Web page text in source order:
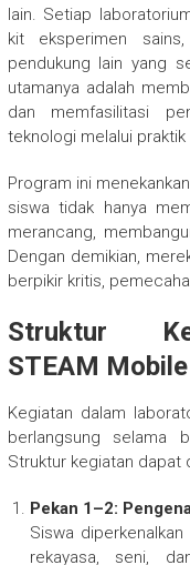
lain. Setiap
kit eksperimen
pendukung lain yang
utamanya adalah
dan memfasilitasi
teknologi melalui praktik
Program ini
siswa tidak hanya
merancang,
Dengan demikian,
berpikir kritis,
Struktur
STEAM Mobile
Kegiatan dalam
berlangsung selama
Struktur kegiatan dapat
Pekan 1–2:
Siswa
rekayasa, seni,